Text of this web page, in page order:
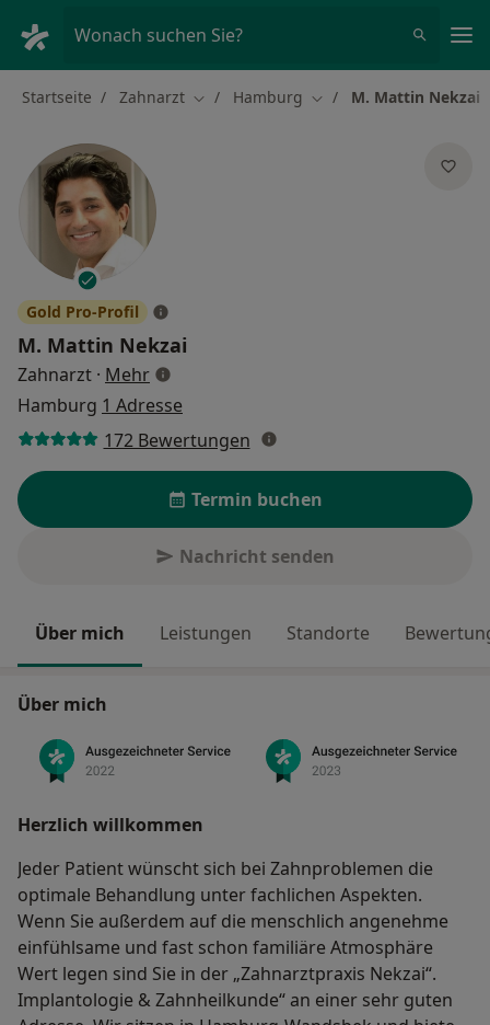
Wonach suchen Sie?
Startseite Zahnarzt Stadt ändern
Hamburg Stadt ändern
M. Mattin Nekzai
Gold Pro-Profil
M. Mattin Nekzai
Zahnarzt · Mehrüber Spezialisierungen
Hamburg 1 Adresse
172 Bewertungen
Termin buchen
Nachricht senden
Über mich Leistungen Standorte
Über mich
Herzlich willkommen
Jeder Patient wünscht sich bei Zahnproblemen die
optimale Behandlung unter fachlichen Aspekten.
Wenn Sie außerdem auf die menschlich angenehme
einfühlsame und fast schon familiäre Atmosphäre
Wert legen sind Sie in der „Zahnarztpraxis Nekzai“.
Implantologie & Zahnheilkunde“ an einer sehr guten